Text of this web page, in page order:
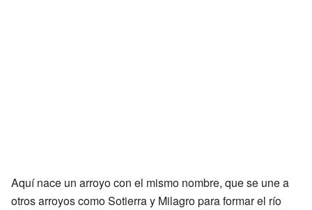
Aquí nace un arroyo con el mismo nombre, que se une a
otros arroyos como Sotierra y Milagro para formar el río